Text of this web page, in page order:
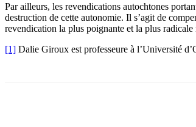
Par ailleurs, les revendications autochtones
destruction de cette autonomie. Il s’agit de
revendication la plus poignante et la plus
[1] Dalie Giroux est professeure à l’Université